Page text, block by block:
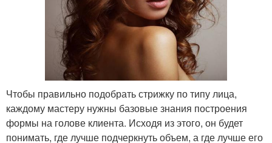
Чтобы правильно подобрать стрижку по типу лица,
каждому мастеру нужны базовые знания построения
формы на голове клиента. Исходя из этого, он будет
понимать, где лучше подчеркнуть объем, а где лучше его